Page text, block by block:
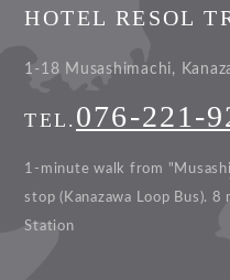
HOTEL RESOL
1-18 Musashimachi,
TEL. 076-221-
1-minute walk from
stop (Kanazawa Loop Bus). 8
Station